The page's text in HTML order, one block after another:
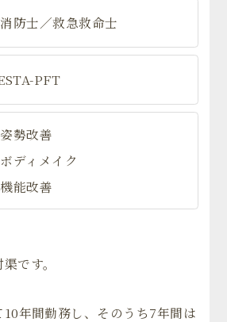
防士／救急救命士
PFT
姿勢改善
ボディメイク
機能改善
です。
年間勤務し、そのうち7年間は